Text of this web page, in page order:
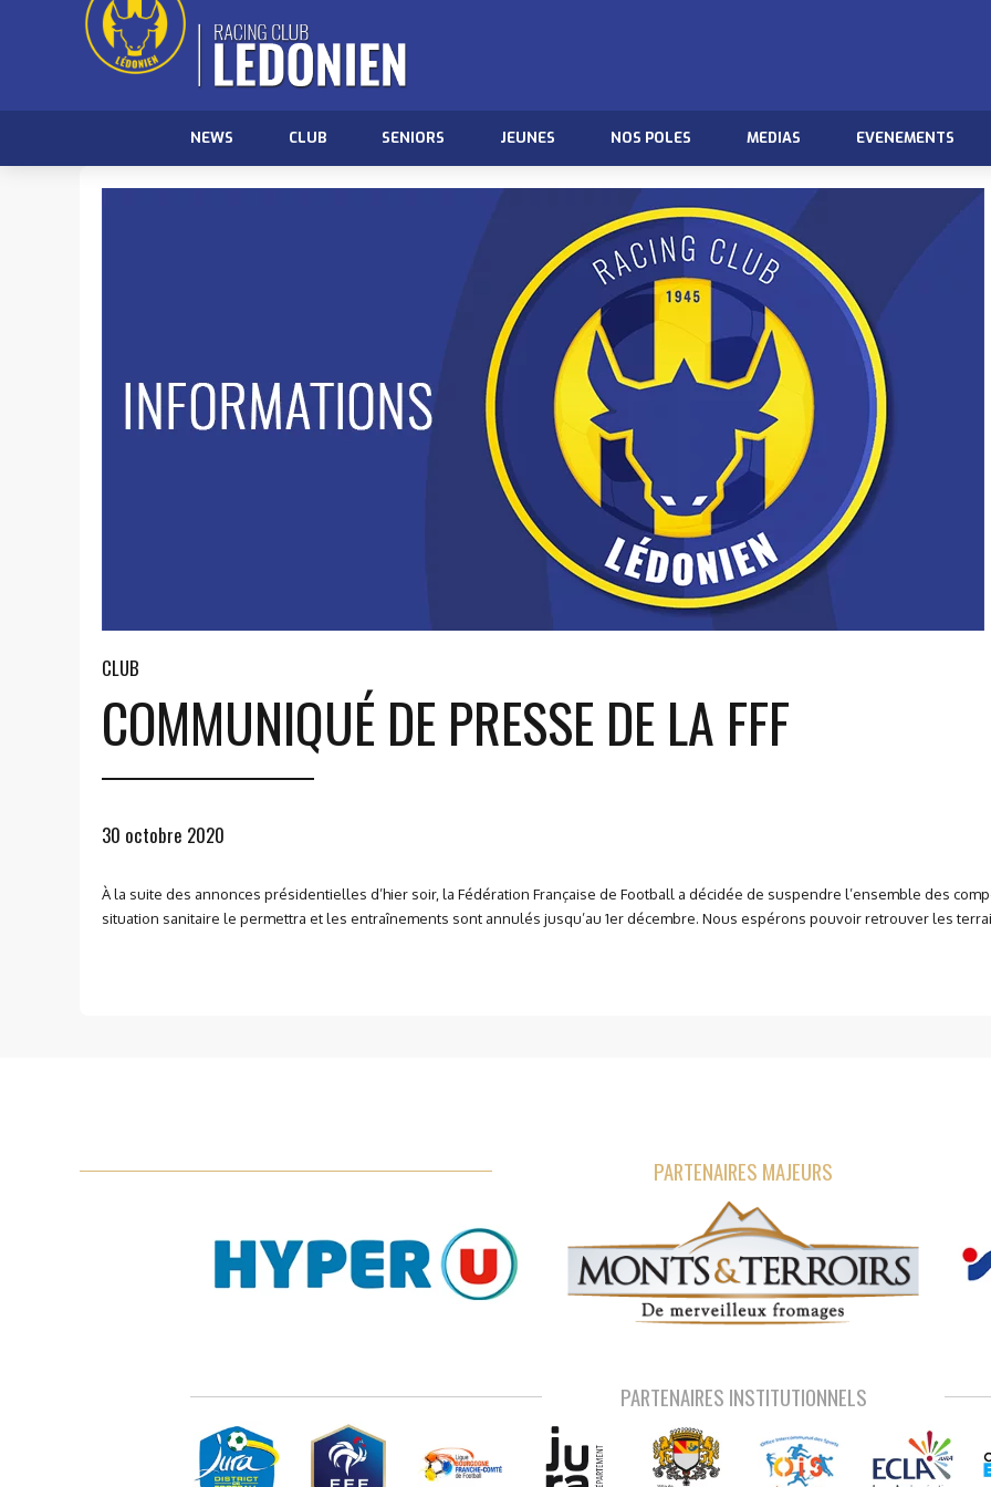
NEWS CLUB SENIORS JEUNES NOS POLES MEDIAS EVENEMENTS
CLUB
COMMUNIQUÉ DE PRESSE DE LA FFF
30 octobre 2020
À la suite des annonces présidentielles d’hier soir, la Fédération Française de Football a décidée de suspendre l’ensemble des
situation sanitaire le permettra et les entraînements sont annulés jusqu’au 1er décembre. Nous espérons pouvoir retrouver les
PARTENAIRES MAJEURS
PARTENAIRES INSTITUTIONNELS